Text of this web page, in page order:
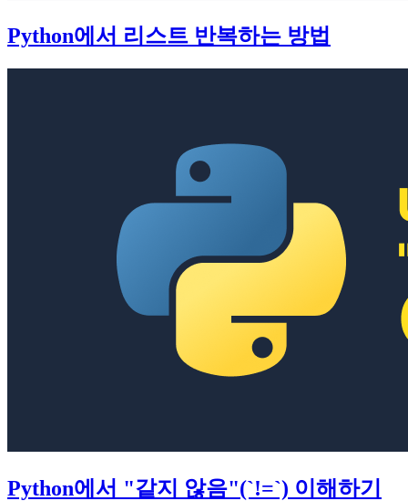
Python에서 리스트 반복하는 방법
Python에서 "같지 않음"(`!=`) 이해하기